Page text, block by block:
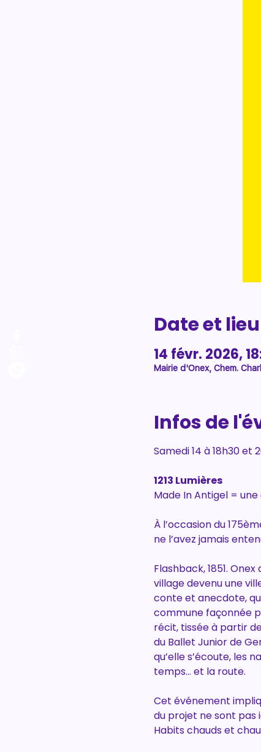
Date et lieu
14 févr. 2026,
Mairie d'Onex, Chem.
Infos de
Samedi 14 à 18h30 et
1213 Lumières
Made In Antigel =
À l’occasion du
ne l’avez jamais
Flashback, 1851.
village devenu une
conte et anecdote,
commune façonnée
récit, tissée à partir
du Ballet Junior de
qu’elle s’écoute, les
temps… et la route.
Cet événement
du projet ne sont pas
Habits chauds et